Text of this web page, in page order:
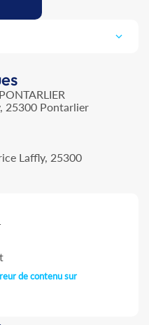
25300 Pontarlier
Laffly, 25300
de contenu sur